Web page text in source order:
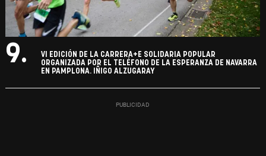
9.
VI EDICIÓN DE LA CARRERA+E SOLIDARIA POPULAR
ORGANIZADA POR EL TELÉFONO DE LA ESPERANZA DE NAVARRA
EN PAMPLONA. IÑIGO ALZUGARAY